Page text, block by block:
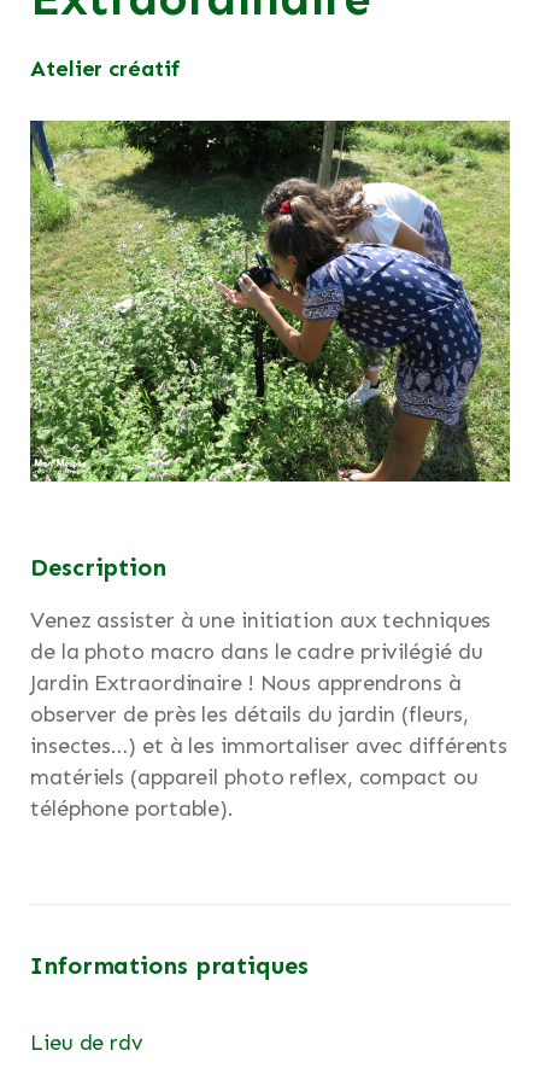
Atelier créatif
Description
Venez assister à une initiation aux techniques
de la photo macro dans le cadre privilégié du
Jardin Extraordinaire ! Nous apprendrons à
observer de près les détails du jardin (fleurs,
insectes…) et à les immortaliser avec différents
matériels (appareil photo reflex, compact ou
téléphone portable).
Informations pratiques
Lieu de rdv